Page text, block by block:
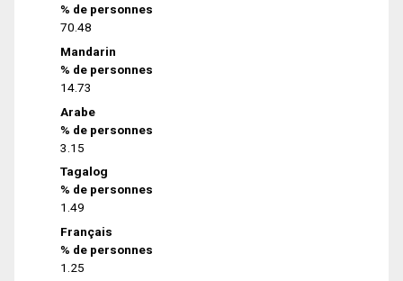
% de personnes
70.48
Mandarin
% de personnes
14.73
Arabe
% de personnes
3.15
Tagalog
% de personnes
1.49
Français
% de personnes
1.25